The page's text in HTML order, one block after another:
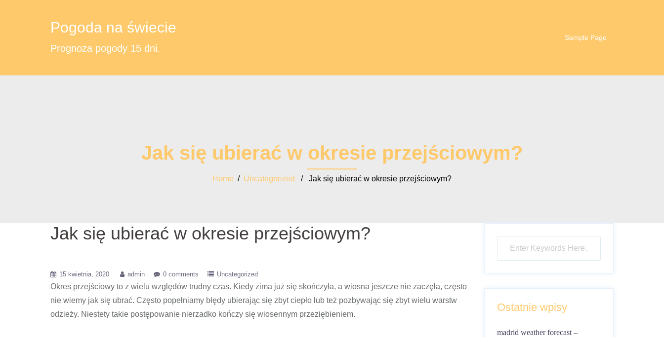
Pogoda na świecie
Prognoza pogody 15 dni.
Sample Page
Jak się ubierać w okresie przejściowym?
Home / Uncategorized / Jak się ubierać w okresie przejściowym?
Jak się ubierać w okresie przejściowym?
15 kwietnia, 2020 admin 0 comments Uncategorized
Okres przejściowy to z wielu względów trudny czas. Kiedy zima już się skończyła, a wiosna jeszcze nie zaczęła, często
nie wiemy jak się ubrać. Często popełniamy błędy ubierając się zbyt ciepło lub też pozbywając się zbyt wielu warstw
odzieży. Niestety takie postępowanie nierzadko kończy się wiosennym przeziębieniem.
Ostatnie wpisy
madrid weather forecast –